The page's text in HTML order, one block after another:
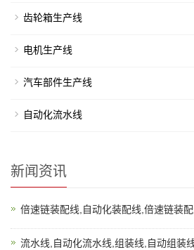
齿轮箱生产线
电机生产线
汽车部件生产线
自动化流水线
新闻资讯
倍速链装配线,自动化装配线,倍速链装
流水线,自动化流水线,组装线,自动组装